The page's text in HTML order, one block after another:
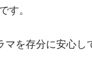
す。
マを存分に安心し